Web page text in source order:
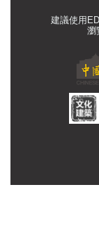
建議使用
瀏